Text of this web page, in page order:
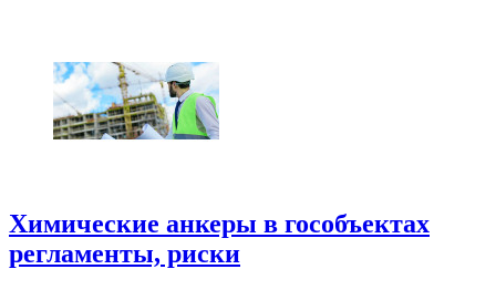
Химические анкеры в гособъектах
регламенты, риски